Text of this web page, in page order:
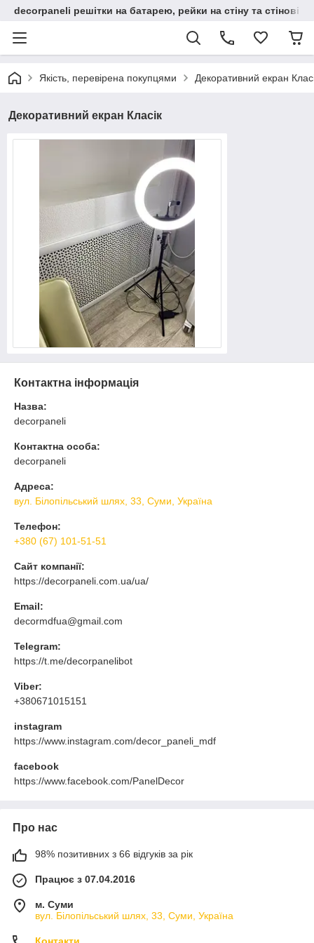
decorpaneli решітки на батарею, рейки на стіну та стінові
Якість, перевірена покупцями Декоративний екран
Декоративний екран Класік
Контактна інформація
Назва:
decorpaneli
Контактна особа:
decorpaneli
Адреса:
вул. Білопільський шлях, 33, Суми, Україна
Телефон:
+380 (67) 101-51-51
Сайт компанії:
https://decorpaneli.com.ua/ua/
Email:
decormdfua@gmail.com
Telegram:
https://t.me/decorpanelibot
Viber:
+380671015151
instagram
https://www.instagram.com/decor_paneli_mdf
facebook
https://www.facebook.com/PanelDecor
Про нас
98% позитивних з 66 відгуків за рік
Працює з 07.04.2016
м. Суми
вул. Білопільський шлях, 33, Суми, Україна
Контакти